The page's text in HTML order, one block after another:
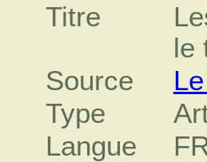
Titre
le
Source
Type
Langue